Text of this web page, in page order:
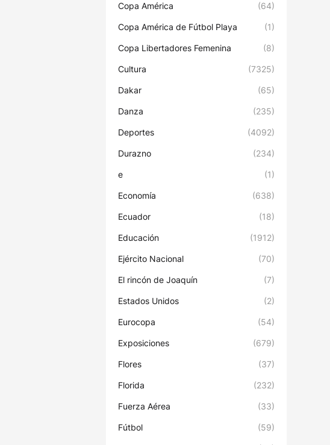
Copa América (64)
Copa América de Fútbol Playa (1)
Copa Libertadores Femenina (8)
Cultura (7325)
Dakar (65)
Danza (235)
Deportes (4092)
Durazno (234)
e (1)
Economía (638)
Ecuador (18)
Educación (1912)
Ejército Nacional (70)
El rincón de Joaquín (7)
Estados Unidos (2)
Eurocopa (54)
Exposiciones (679)
Flores (37)
Florida (232)
Fuerza Aérea (33)
Fútbol (59)